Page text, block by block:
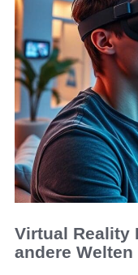
Virtual Reality
andere Welten